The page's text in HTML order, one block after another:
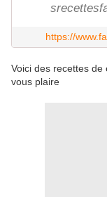
https://
Voici des recettes
vous plaire